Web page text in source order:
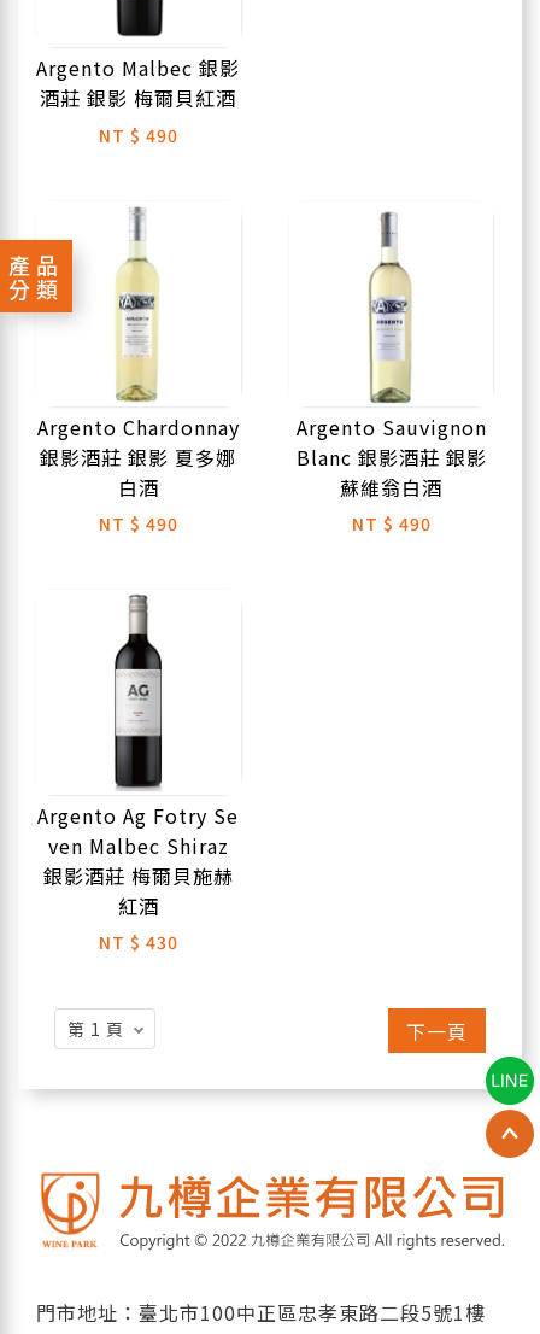
產品
分類
Argento Malbec 銀影
酒莊 銀影 梅爾貝紅酒
NT $ 490
Argento Chardonnay
銀影酒莊 銀影 夏多娜
白酒
NT $ 490
Argento Sauvignon
Blanc 銀影酒莊 銀影
蘇維翁白酒
NT $ 490
Argento Ag Fotry Se
ven Malbec Shiraz
銀影酒莊 梅爾貝施赫
紅酒
NT $ 430
下一頁
門市地址：臺北市100中正區忠孝東路二段5號1樓